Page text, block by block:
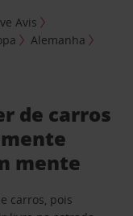
Avis
Alemanha
de carros
mente
carros, pois